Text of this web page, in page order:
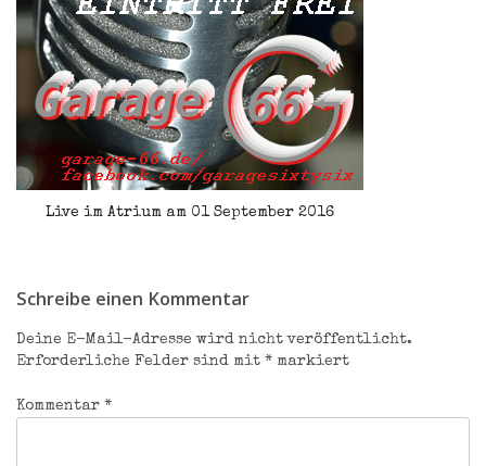
Live im Atrium am 01 September 2016
Schreibe einen Kommentar
Deine E-Mail-Adresse wird nicht veröffentlicht.
Erforderliche Felder sind mit * markiert
Kommentar *